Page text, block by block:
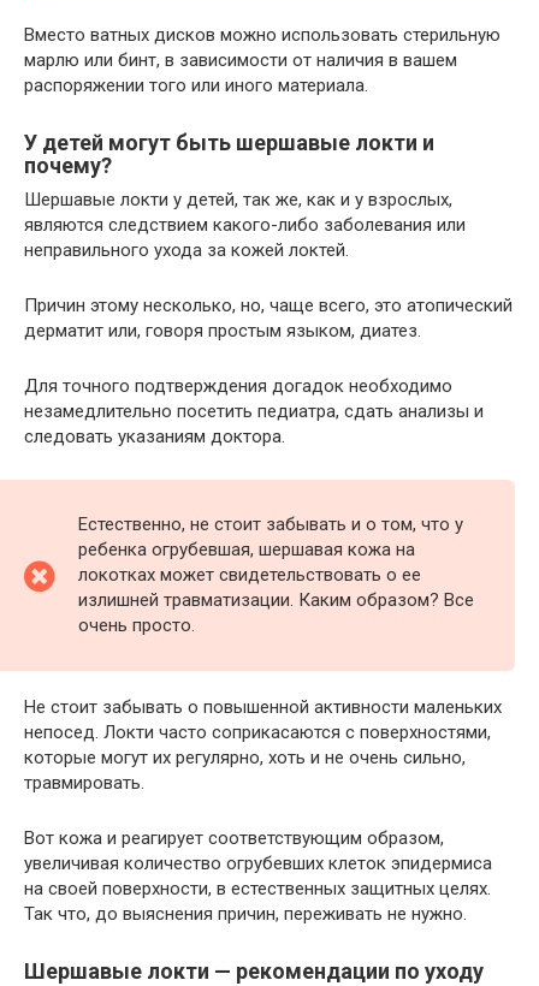
Вместо ватных дисков можно использовать стерильную
марлю или бинт, в зависимости от наличия в вашем
распоряжении того или иного материала.
У детей могут быть шершавые локти и
почему?
Шершавые локти у детей, так же, как и у взрослых,
являются следствием какого-либо заболевания или
неправильного ухода за кожей локтей.
Причин этому несколько, но, чаще всего, это атопический
дерматит или, говоря простым языком, диатез.
Для точного подтверждения догадок необходимо
незамедлительно посетить педиатра, сдать анализы и
следовать указаниям доктора.
Естественно, не стоит забывать и о том, что у
ребенка огрубевшая, шершавая кожа на
локотках может свидетельствовать о ее
излишней травматизации. Каким образом? Все
очень просто.
Не стоит забывать о повышенной активности маленьких
непосед. Локти часто соприкасаются с поверхностями,
которые могут их регулярно, хоть и не очень сильно,
травмировать.
Вот кожа и реагирует соответствующим образом,
увеличивая количество огрубевших клеток эпидермиса
на своей поверхности, в естественных защитных целях.
Так что, до выяснения причин, переживать не нужно.
Шершавые локти — рекомендации по уходу